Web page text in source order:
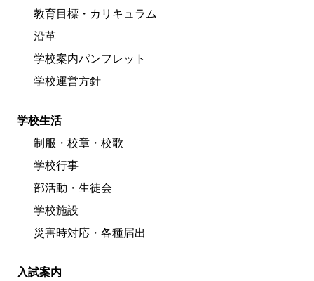
教育目標・カリキュラム
沿革
学校案内パンフレット
学校運営方針
学校生活
制服・校章・校歌
学校行事
部活動・生徒会
学校施設
災害時対応・各種届出
入試案内